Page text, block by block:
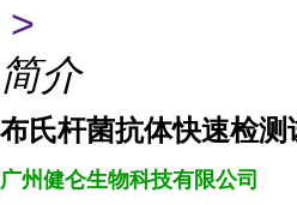
>
简介
布氏杆菌抗体快速检测
广州健仑生物科技有限公司